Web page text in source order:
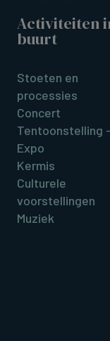
Activiteiten
buurt
Stoeten en
processies
Concert
Tentoonstelling -
Expo
Kermis
Culturele
voorstellingen
Muziek